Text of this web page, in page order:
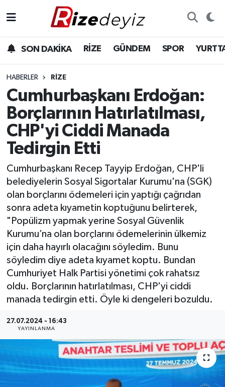
SON DAKİKA RİZE GÜNDEM SPOR
HABERLER RIZE
Cumhurbaşkanı Erdoğan:
Borçlarının Hatırlatılması,
CHP'yi Ciddi Manada
Tedirgin Etti
Cumhurbaşkanı Recep Tayyip Erdoğan, CHP'li
belediyelerin Sosyal Sigortalar Kurumu'na (SGK)
olan borçlarını ödemeleri için yaptığı çağrıdan
sonra adeta kıyametin koptuğunu belirterek,
"Popülizm yapmak yerine Sosyal Güvenlik
Kurumu’na olan borçlarını ödemelerinin ülkemiz
için daha hayırlı olacağını söyledim. Bunu
söyledim diye adeta kıyamet koptu. Bundan
Cumhuriyet Halk Partisi yönetimi çok rahatsız
oldu. Borçlarının hatırlatılması, CHP'yi ciddi
manada tedirgin etti. Öyle ki dengeleri bozuldu.
27.07.2024 - 16:43
YAYINLANMA
Gündem
Yurttan Haberler
Ekonomi
Teknoloji
Sağlık
Rize Hava Durumu
Rize Trafik Yoğunluk Haritası
Süper Lig Puan Durumu ve Fikstür
Tüm Manşetler
Son Dakika Haberleri
Haber Arşivi